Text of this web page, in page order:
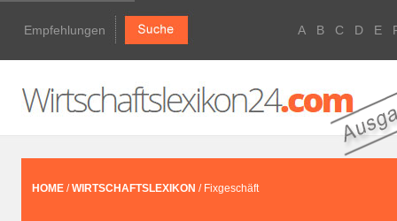
Empfehlungen A B C D E
HOME /WIRTSCHAFTSLEXIKON / Fixgeschäft